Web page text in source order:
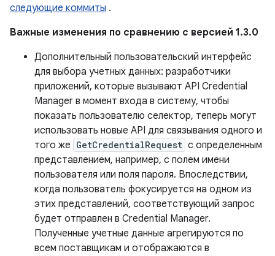
следующие коммиты .
Важные изменения по сравнению с версией 1.3.0
Дополнительный пользовательский интерфейс
для выбора учетных данных: разработчики
приложений, которые вызывают API Credential
Manager в момент входа в систему, чтобы
показать пользователю селектор, теперь могут
использовать новые API для связывания одного и
того же GetCredentialRequest с определенным
представлением, например, с полем имени
пользователя или поля пароля. Впоследствии,
когда пользователь фокусируется на одном из
этих представлений, соответствующий запрос
будет отправлен в Credential Manager.
Полученные учетные данные агрегируются по
всем поставщикам и отображаются в